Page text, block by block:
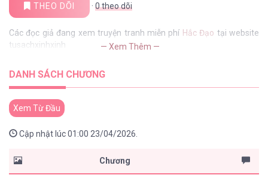
THEO DÕI · 0theo dõi
Các đọc giả đang xem truyện tranh miễn phí Hắc Đạo tại website
tusachxinhxinh
— Xem Thêm —
DANH SÁCH CHƯƠNG
Xem Từ Đầu
Cập nhật lúc 01:00 23/04/2026.
Chương